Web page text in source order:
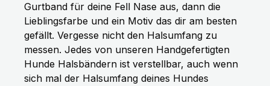
Gurtband für deine Fell Nase aus, dann die
Lieblingsfarbe und ein Motiv das dir am besten
gefällt. Vergesse nicht den Halsumfang zu
messen. Jedes von unseren Handgefertigten
Hunde Halsbändern ist verstellbar, auch wenn
sich mal der Halsumfang deines Hundes